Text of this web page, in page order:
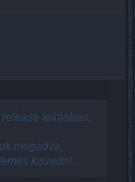
leírásban.
megadva,
kiszedni...